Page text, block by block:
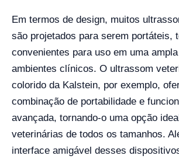
Em termos de design, muitos
são projetados para serem portáteis,
convenientes para uso em uma
ambientes clínicos. O ultrassom
colorido da Kalstein, por exemplo,
combinação de portabilidade e
avançada, tornando-o uma opção
veterinárias de todos os tamanhos.
interface amigável desses